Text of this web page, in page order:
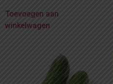
Toevoegen aan
winkelwagen